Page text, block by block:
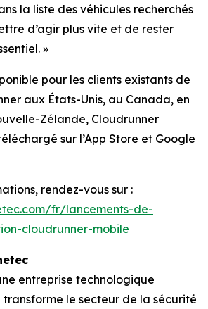
la liste des véhicules recherchés
d’agir plus vite et de rester
»
pour les clients existants de
aux États-Unis, au Canada, en
Zélande, Cloudrunner
sur l’App Store et Google
rendez-vous sur :
fr/lancements-de-
cloudrunner-mobile
entreprise technologique
le secteur de la sécurité